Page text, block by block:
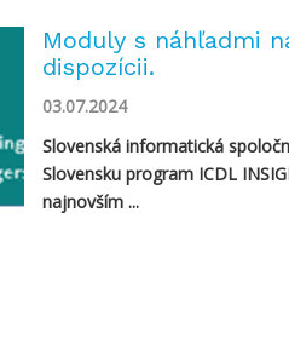
Moduly s náhľadmi
dispozícii.
03.07.2024
Slovenská informatická
Slovensku program ICDL
najnovším ...